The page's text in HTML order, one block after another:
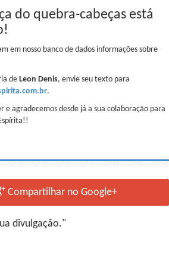
do quebra-cabeças está
em nosso banco de dados informações sobre
de Leon Denis, envie seu texto para
.
e agradecemos desde já a sua colaboração para
Compartilhar no Google+
divulgação."